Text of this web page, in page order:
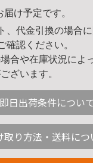
け予定です。
、代金引換の場合
確認ください。
合や在庫状況によ
ざいます。
即日出荷条件について
取り方法・送料につ